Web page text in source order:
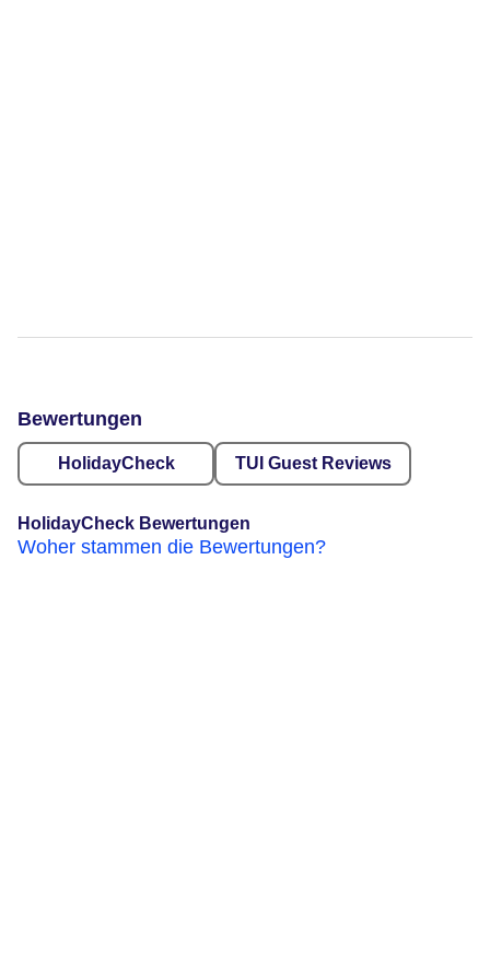
Bewertungen
HolidayCheck TUI Guest Reviews
HolidayCheck Bewertungen
Woher stammen die Bewertungen?